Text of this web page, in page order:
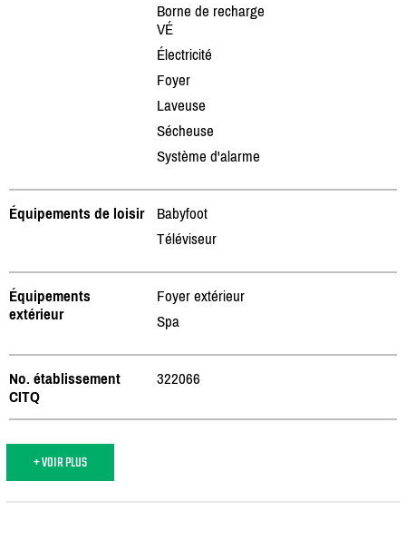
Borne de recharge
VÉ
Électricité
Foyer
Laveuse
Sécheuse
Système d'alarme
Équipements de loisir
Babyfoot
Téléviseur
Équipements
extérieur
Foyer extérieur
Spa
No. établissement
CITQ
322066
+ VOIR PLUS